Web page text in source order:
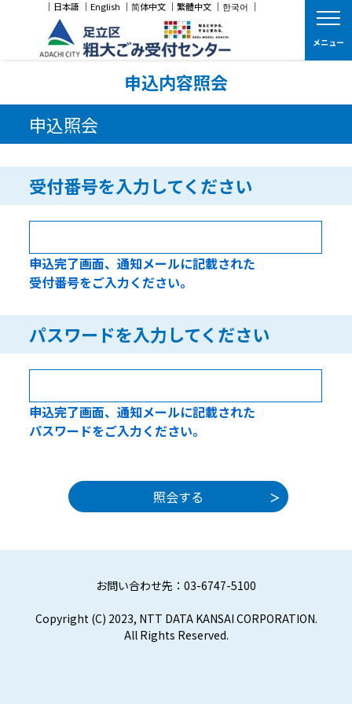
｜ 日本語 ｜ English ｜ 简体中文 ｜ 繁體中文 ｜ 한국어 ｜
メ
メニュー
申込内容照会
申込照会
受付番号を入力してください
申込完了画面、通知メールに記載された
受付番号をご入力ください。
パスワードを入力してください
申込完了画面、通知メールに記載された
パスワードをご入力ください。
お問い合わせ先：03-6747-5100
Copyright (C) 2023, NTT DATA KANSAI CORPORATION.
All Rights Reserved.